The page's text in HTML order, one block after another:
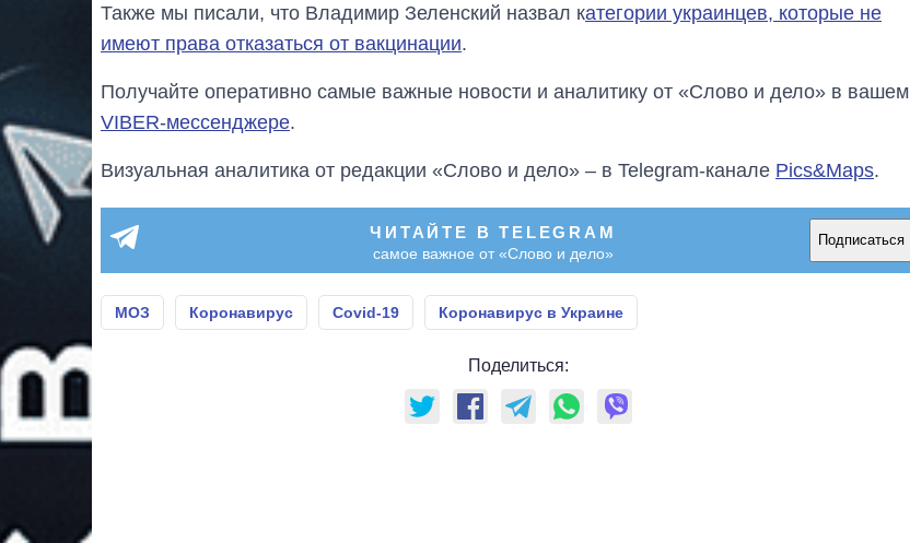
Также мы писали, что Владимир Зеленский назвал категории украинцев, которые не
имеют права отказаться от вакцинации.
Получайте оперативно самые важные новости и аналитику от «Слово и дело» в вашем
VIBER-мессенджере.
Визуальная аналитика от редакции «Слово и дело» – в Telegram-канале Pics&Maps.
ЧИТАЙТЕ В TELEGRAM
самое важное от «Слово и дело»
Подписаться
МОЗ Коронавирус Covid-19 Коронавирус в Украине
Поделиться: